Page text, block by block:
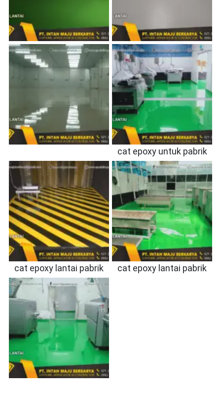
cat epoxy untuk pabrik
cat epoxy lantai pabrik cat epoxy lantai pabrik